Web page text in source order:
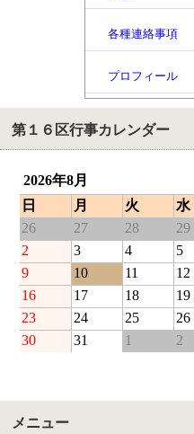
各種連絡事項
プロフィール
第１６区行事カレンダー
2026年8月
日
月 火 水
26
27 28 29
2
3 4 5
9
10 11 12
16
17 18 19
23
24 25 26
30
31 1 2
メニュー